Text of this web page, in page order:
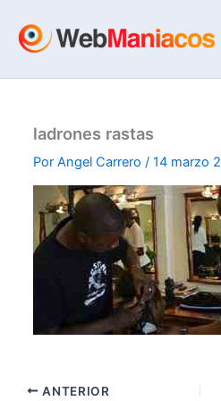
contenido
ladrones rastas
PorAngel Carrero/14 marzo
ANTERIOR